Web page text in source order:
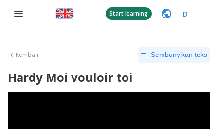
Start learning ID
Kembali Sembunyikan teks
Hardy Moi vouloir toi